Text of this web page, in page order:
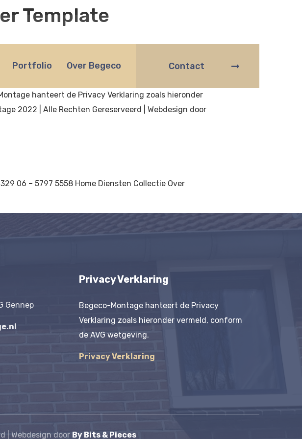
Portfolio Over Begeco Contact
Template
hanteert de Privacy Verklaring zoals hieronder
2022 | Alle Rechten Gereserveerd | Webdesign door
06 – 5797 5558 Home Diensten Collectie Over
Gennep
Privacy Verklaring
Begeco-Montage hanteert de Privacy
Verklaring zoals hieronder vermeld, conform
de AVG wetgeving.
Privacy Verklaring
| Webdesign door By Bits & Pieces